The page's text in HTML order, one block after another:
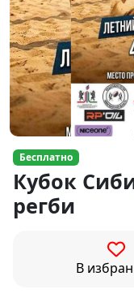
Бесплатно
Кубок
регби
В